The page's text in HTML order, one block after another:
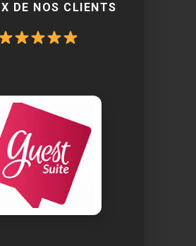
DE NOS CLIENTS